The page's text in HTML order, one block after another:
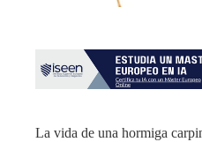
La vida de una hormiga